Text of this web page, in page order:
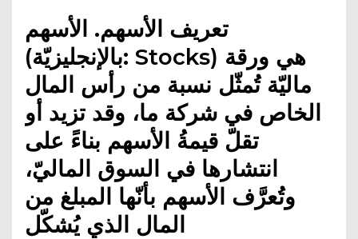
تعريف الأسهم. الأسهم
(بالإنجليزيّة: Stocks) هي ورقة
ماليّة تُمثّل نسبة من رأس المال
الخاص في شركة ما، وقد تزيد أو
تقلّ قيمةُ الأسهم بناءً على
انتشارها في السوق الماليّ،
وتُعرَّف الأسهم بأنّها المبلغ من
المال الذي يُشكّل